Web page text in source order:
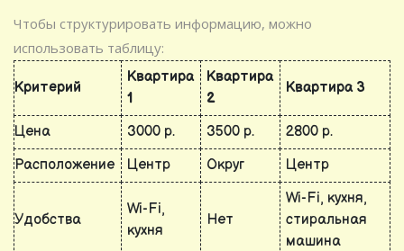
Чтобы структурировать информацию, можно
использовать таблицу:
Критерий
Квартира
1
Квартира
2
Квартира 3
Цена 3000 р. 3500 р.
2800 р.
Расположение
Центр Округ Центр
Удобства
Wi-Fi,
кухня
Нет
Wi-Fi, кухня,
стиральная
машина